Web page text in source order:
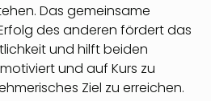
Das gemeinsame
des anderen fördert das
und hilft beiden
und auf Kurs zu
Ziel zu erreichen.